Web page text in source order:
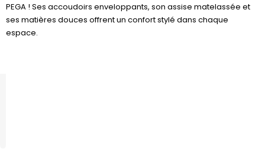
PEGA ! Ses accoudoirs enveloppants, son assise matelassée et
ses matières douces offrent un confort stylé dans chaque
espace.